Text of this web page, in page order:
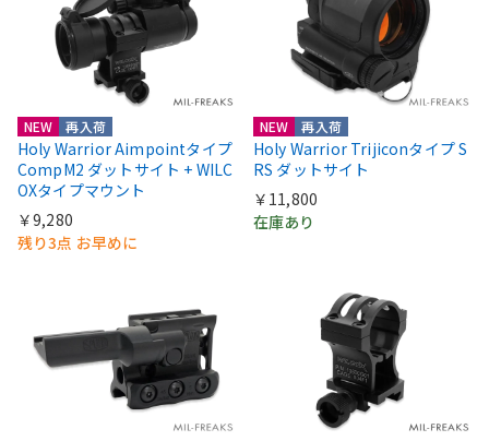
NEW 再入荷
Holy Warrior Aimpointタイプ
CompM2 ダットサイト + WILC
OXタイプマウント
￥9,280
残り3点 お早めに
NEW 再入荷
Holy Warrior Trijiconタイプ S
RS ダットサイト
￥11,800
在庫あり